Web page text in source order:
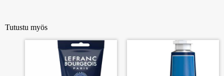
Tutustu myös